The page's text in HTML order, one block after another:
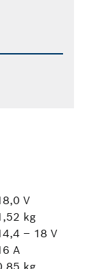
V
kg
– 18 V
A